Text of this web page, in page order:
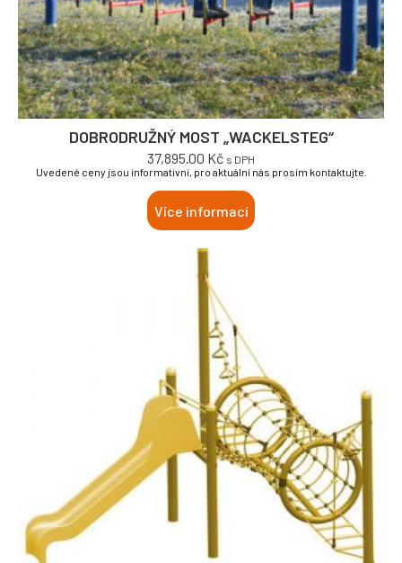
DOBRODRUŽNÝ MOST „WACKELSTEG“
37,895.00 Kč s DPH
Uvedené ceny jsou informativní, pro aktuální nás prosím kontaktujte.
Více informací